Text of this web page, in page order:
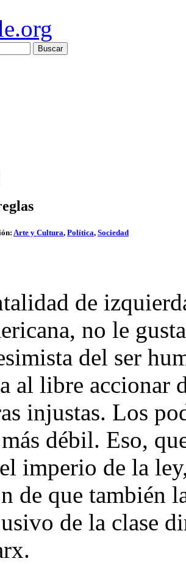
Arte y Cultura, Política, Sociedad
de
no le
del ser
al libre accionar
injustas. Los
débil. Eso,
imperio de la
de que también
de la clase